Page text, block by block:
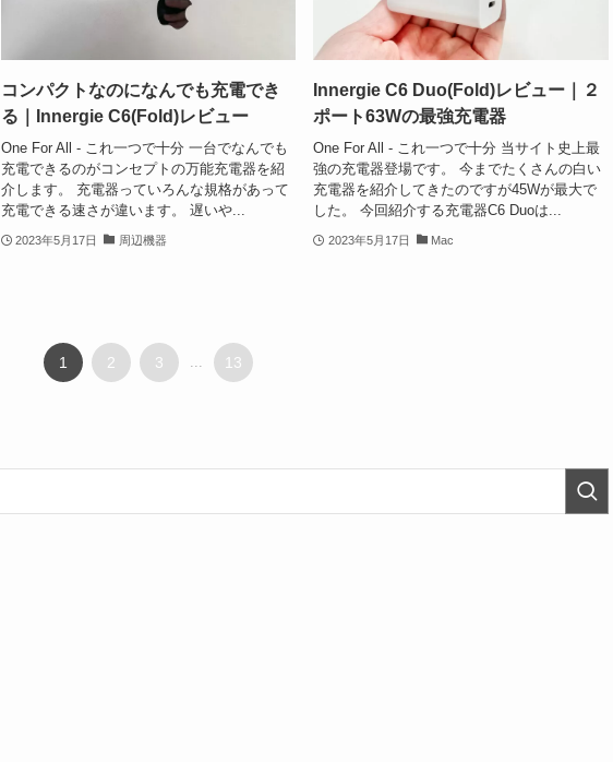
コンパクトなのになんでも充電でき
る｜Innergie C6(Fold)レビュー
One For All - これ一つで十分 一台でなんでも
充電できるのがコンセプトの万能充電器を紹
介します。 充電器っていろんな規格があって
充電できる速さが違います。 遅いや...
2023年5月17日 周辺機器
Innergie C6 Duo(Fold)レビュー｜２
ポート63Wの最強充電器
One For All - これ一つで十分 当サイト史上最
強の充電器登場です。 今までたくさんの白い
充電器を紹介してきたのですが45Wが最大で
した。 今回紹介する充電器C6 Duoは...
2023年5月17日 Mac
1 2 3 13